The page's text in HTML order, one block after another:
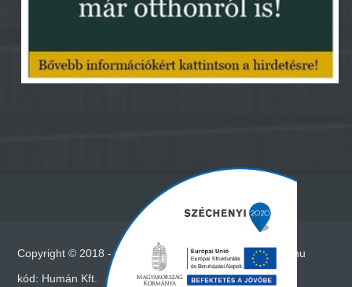
Copyright © 2018 - Minden jog fenntartva - www.vadna.hu
kód: Humán Kft.